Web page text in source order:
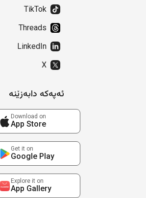
TikTok
Threads
LinkedIn
X
ئەپەکە دابەزێنە
Download on
App Store
Get it on
Google Play
Explore it on
App Gallery